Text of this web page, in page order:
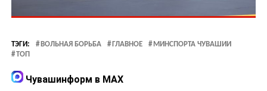
ТЭГИ: ВОЛЬНАЯ БОРЬБА ГЛАВНОЕ
МИНСПОРТА ЧУВАШИИ
ТОП
Чувашинформ в MAX